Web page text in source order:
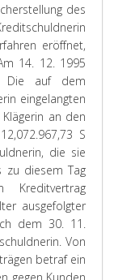
des
eröffnet,
14. 12. 1995
Die auf dem
eingelangten
an den
S
die sie
zu diesem Tag
ausgefolgter
dem 30. 11.
Von
betraf ein